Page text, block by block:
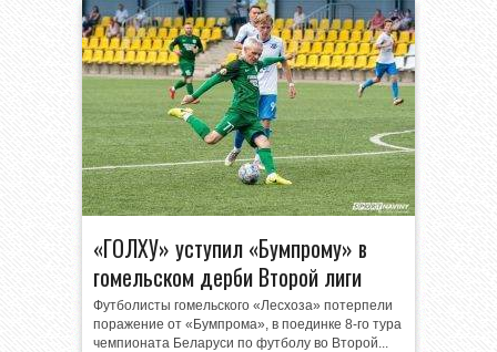
«ГОЛХУ» уступил «Бумпрому» в
гомельском дерби Второй лиги
Футболисты гомельского «Лесхоза» потерпели
поражение от «Бумпрома», в поединке 8-го тура
чемпионата Беларуси по футболу во Второй...